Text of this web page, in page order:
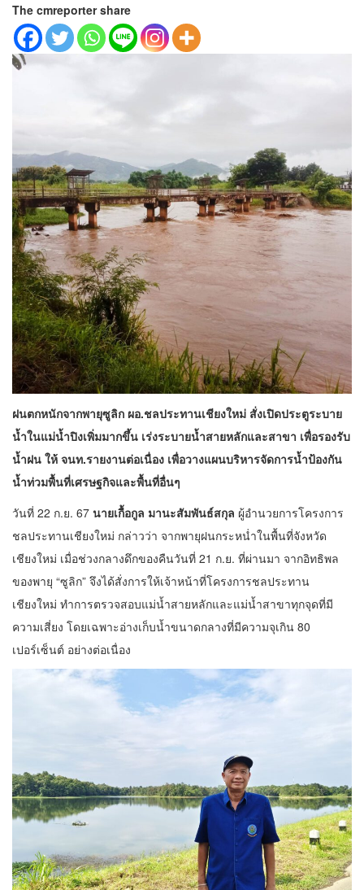
The cmreporter share
ฝนตกหนักจากพายุซูลิก ผอ.ชลประทานเชียงใหม่ สั่งเปิดประตูระบาย
น้ำในแม่น้ำปิงเพิ่มมากขึ้น เร่งระบายน้ำสายหลักและสาขา เพื่อรองรับ
น้ำฝน ให้ จนท.รายงานต่อเนื่อง เพื่อวางแผนบริหารจัดการน้ำป้องกัน
น้ำท่วมพื้นที่เศรษฐกิจและพื้นที่อื่นๆ
วันที่ 22 ก.ย. 67 นายเกื้อกูล มานะสัมพันธ์สกุล ผู้อำนวยการโครงการ
ชลประทานเชียงใหม่ กล่าวว่า จากพายุฝนกระหน่ำในพื้นที่จังหวัด
เชียงใหม่ เมื่อช่วงกลางดึกของคืนวันที่ 21 ก.ย. ที่ผ่านมา จากอิทธิพล
ของพายุ “ซูลิก” จึงได้สั่งการให้เจ้าหน้าที่โครงการชลประทาน
เชียงใหม่ ทำการตรวจสอบแม่น้ำสายหลักและแม่น้ำสาขาทุกจุดที่มี
ความเสี่ยง โดยเฉพาะอ่างเก็บน้ำขนาดกลางที่มีความจุเกิน 80
เปอร์เซ็นต์ อย่างต่อเนื่อง